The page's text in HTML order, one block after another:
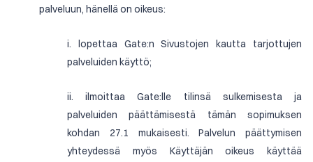
palveluun, hänellä on oikeus:
i. lopettaa Gate:n Sivustojen kautta tarjottujen
palveluiden käyttö;
ii. ilmoittaa Gate:lle tilinsä sulkemisesta ja
palveluiden päättämisestä tämän sopimuksen
kohdan 27.1 mukaisesti. Palvelun päättymisen
yhteydessä myös Käyttäjän oikeus käyttää